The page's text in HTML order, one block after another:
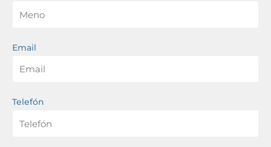
Email
Telefón